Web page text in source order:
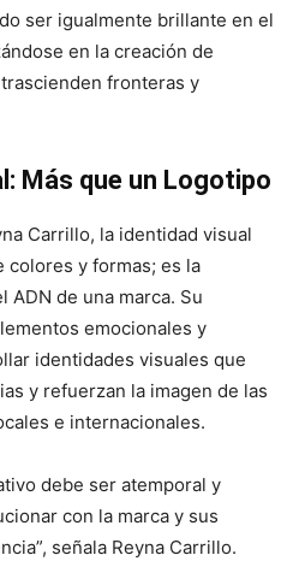
ser igualmente brillante en el
en la creación de
fronteras y
Más que un Logotipo
Carrillo, la identidad visual
colores y formas; es la
de una marca. Su
emocionales y
identidades visuales que
y refuerzan la imagen de las
e internacionales.
debe ser atemporal y
con la marca y sus
señala Reyna Carrillo.